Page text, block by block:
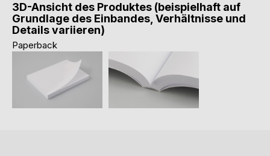
3D-Ansicht des Produktes (beispielhaft auf
Grundlage des Einbandes, Verhältnisse und
Details variieren)
Paperback